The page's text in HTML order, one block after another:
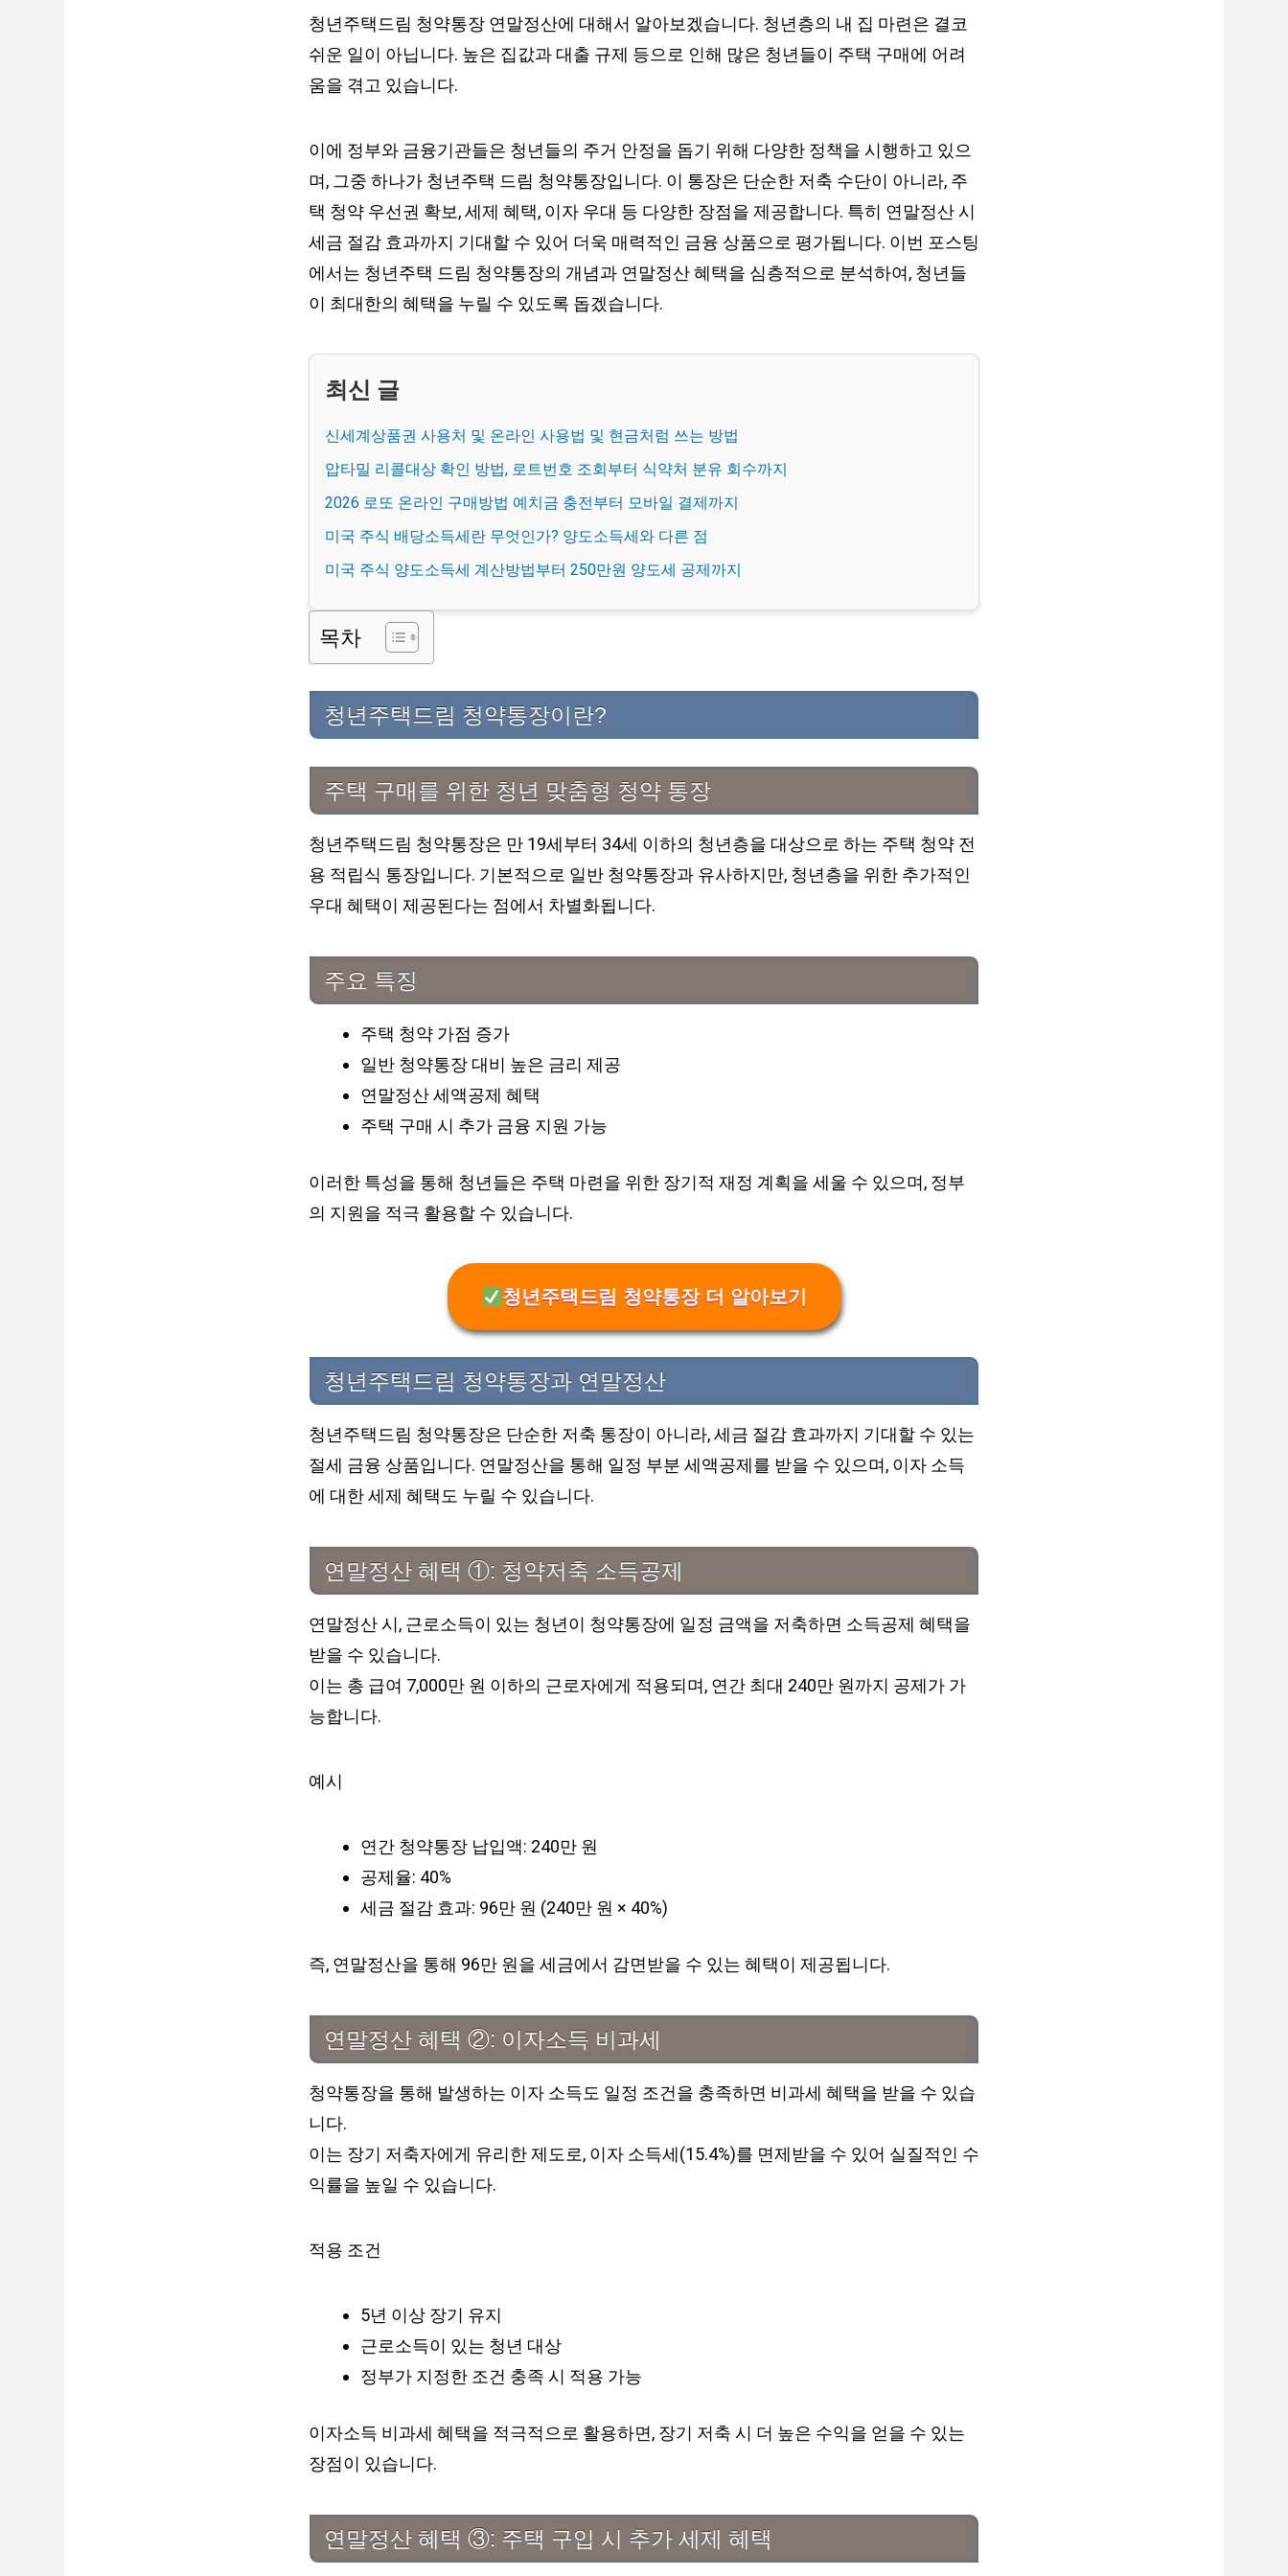
청년주택드림 청약통장 연말정산에 대해서 알아보겠습니다. 청년층의 내 집 마련은 결코
쉬운 일이 아닙니다. 높은 집값과 대출 규제 등으로 인해 많은 청년들이 주택 구매에 어려
움을 겪고 있습니다.
이에 정부와 금융기관들은 청년들의 주거 안정을 돕기 위해 다양한 정책을 시행하고 있으
며, 그중 하나가 청년주택 드림 청약통장입니다. 이 통장은 단순한 저축 수단이 아니라, 주
택 청약 우선권 확보, 세제 혜택, 이자 우대 등 다양한 장점을 제공합니다. 특히 연말정산 시
세금 절감 효과까지 기대할 수 있어 더욱 매력적인 금융 상품으로 평가됩니다. 이번 포스팅
에서는 청년주택 드림 청약통장의 개념과 연말정산 혜택을 심층적으로 분석하여, 청년들
이 최대한의 혜택을 누릴 수 있도록 돕겠습니다.
신세계상품권 사용처 및 온라인 사용법 및 현금처럼 쓰는 방법
압타밀 리콜대상 확인 방법, 로트번호 조회부터 식약처 분유 회수까지
2026 로또 온라인 구매방법 예치금 충전부터 모바일 결제까지
미국 주식 배당소득세란 무엇인가? 양도소득세와 다른 점
미국 주식 양도소득세 계산방법부터 250만원 양도세 공제까지
목차
청년주택드림 청약통장이란?
주택 구매를 위한 청년 맞춤형 청약 통장
청년주택드림 청약통장은 만 19세부터 34세 이하의 청년층을 대상으로 하는 주택 청약 전
용 적립식 통장입니다. 기본적으로 일반 청약통장과 유사하지만, 청년층을 위한 추가적인
우대 혜택이 제공된다는 점에서 차별화됩니다.
주요 특징
주택 청약 가점 증가
일반 청약통장 대비 높은 금리 제공
연말정산 세액공제 혜택
주택 구매 시 추가 금융 지원 가능
이러한 특성을 통해 청년들은 주택 마련을 위한 장기적 재정 계획을 세울 수 있으며, 정부
의 지원을 적극 활용할 수 있습니다.
청년주택드림 청약통장 더 알아보기
청년주택드림 청약통장과 연말정산
청년주택드림 청약통장은 단순한 저축 통장이 아니라, 세금 절감 효과까지 기대할 수 있는
절세 금융 상품입니다. 연말정산을 통해 일정 부분 세액공제를 받을 수 있으며, 이자 소득
에 대한 세제 혜택도 누릴 수 있습니다.
연말정산 혜택 ①: 청약저축 소득공제
연말정산 시, 근로소득이 있는 청년이 청약통장에 일정 금액을 저축하면 소득공제 혜택을
받을 수 있습니다.
이는 총 급여 7,000만 원 이하의 근로자에게 적용되며, 연간 최대 240만 원까지 공제가 가
능합니다.
예시
연간 청약통장 납입액: 240만 원
공제율: 40%
세금 절감 효과: 96만 원 (240만 원 × 40%)
즉, 연말정산을 통해 96만 원을 세금에서 감면받을 수 있는 혜택이 제공됩니다.
연말정산 혜택 ②: 이자소득 비과세
청약통장을 통해 발생하는 이자 소득도 일정 조건을 충족하면 비과세 혜택을 받을 수 있습
니다.
이는 장기 저축자에게 유리한 제도로, 이자 소득세(15.4%)를 면제받을 수 있어 실질적인 수
익률을 높일 수 있습니다.
적용 조건
5년 이상 장기 유지
근로소득이 있는 청년 대상
정부가 지정한 조건 충족 시 적용 가능
이자소득 비과세 혜택을 적극적으로 활용하면, 장기 저축 시 더 높은 수익을 얻을 수 있는
장점이 있습니다.
연말정산 혜택 ③: 주택 구입 시 추가 세제 혜택